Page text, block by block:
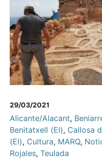
29/03/2021
Alicante/Alacant,
Benitatxell (El), Callosa
(El), Cultura, MARQ,
Rojales, Teulada